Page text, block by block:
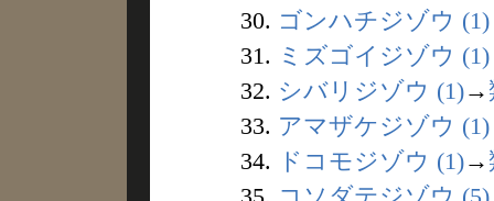
30. ゴンハチジゾウ (1)
31. ミズゴイジゾウ (1)
32. シバリジゾウ (1)→
33. アマザケジゾウ (1)
34.
ドコモジゾウ (1)→